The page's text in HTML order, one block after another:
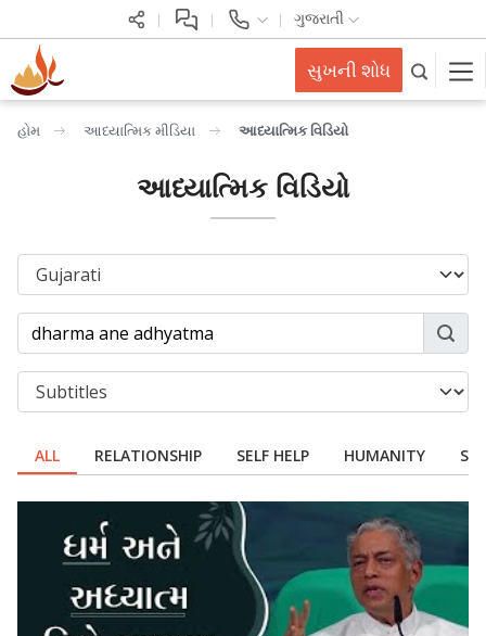
ગુજરાતી
સુખની શોધ
હોમ આધ્યાત્મિક મીડિયા આધ્યાત્મિક વિડિયો
આધ્યાત્મિક વિડિયો
ALL RELATIONSHIP SELF HELP HUMANITY